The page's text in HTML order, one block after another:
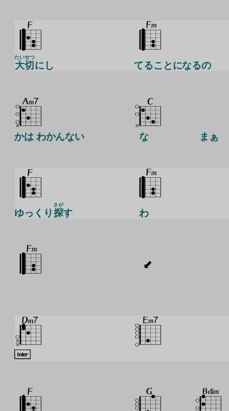
大切
たいせつ
にし てることになるの
かは わかんない な まぁ
ゆっくり 探
さが
す わ